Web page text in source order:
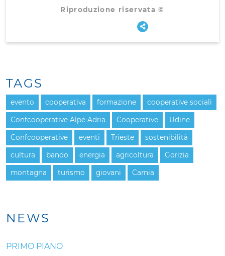
Riproduzione riservata ©
NEWS
PRIMO PIANO
TAGS
evento cooperativa formazione cooperative sociali
Confcooperative Alpe Adria Cooperative Udine
Confcooperative eventi Trieste sostenibilità
cultura bando energia agricoltura Gorizia
montagna turismo giovani Carnia